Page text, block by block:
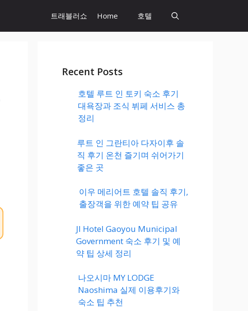
트래블러쇼 Home 호텔
Recent Posts
호텔 루트 인 토키 숙소 후기
대욕장과 조식 뷔페 서비스 총
정리
루트 인 그란티아 다자이후 솔
직 후기 온천 즐기며 쉬어가기
좋은 곳
이우 메리어트 호텔 솔직 후기,
출장객을 위한 예약 팁 공유
JI Hotel Gaoyou Municipal
Government 숙소 후기 및 예
약 팁 상세 정리
나오시마 MY LODGE
Naoshima 실제 이용후기와
숙소 팁 추천